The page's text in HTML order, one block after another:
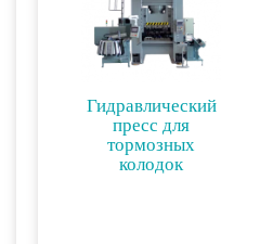
Гидравлический
пресс для
тормозных
колодок